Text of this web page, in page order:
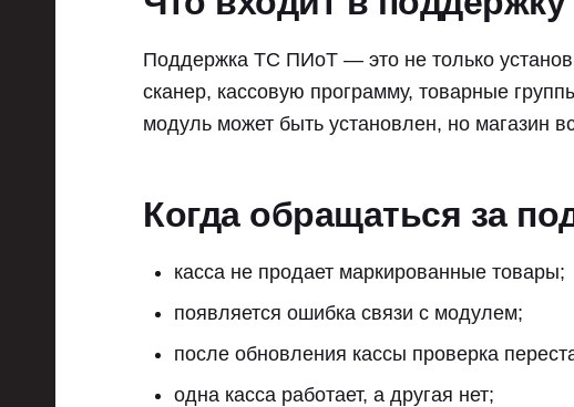
Поддержка ТС ПИоТ — это не только
сканер, кассовую программу, товарные
модуль может быть установлен, но магазин
Когда обращаться за
касса не продает маркированные товары;
появляется ошибка связи с модулем;
после обновления кассы проверка
одна касса работает, а другая нет;